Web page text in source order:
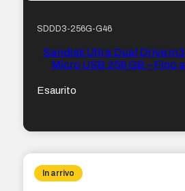
SDDD3-256G-G46
Sandisk Ultra Dual Drive
Micro USB 256 GB – Fino
Esaurito
In arrivo